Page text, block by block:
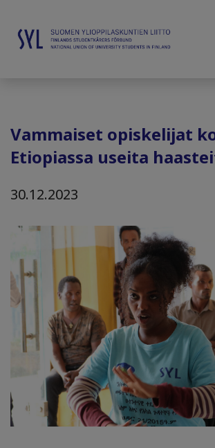
Vammaiset opiskelijat
Etiopiassa useita
30.12.2023